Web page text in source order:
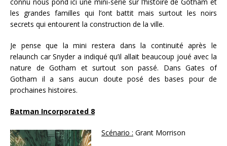
connu nous pond ici une mini-série sur l’histoire de Gotham et
les grandes familles qui l’ont battit mais surtout les noirs
secrets qui entourent la construction de la ville.
Je pense que la mini restera dans la continuité après le
relaunch car Snyder a indiqué qu’il allait beaucoup joué avec la
nature de Gotham et surtout son passé. Dans Gates of
Gotham il a sans aucun doute posé des bases pour de
prochaines histoires.
Batman Incorporated 8
Scénario : Grant Morrison